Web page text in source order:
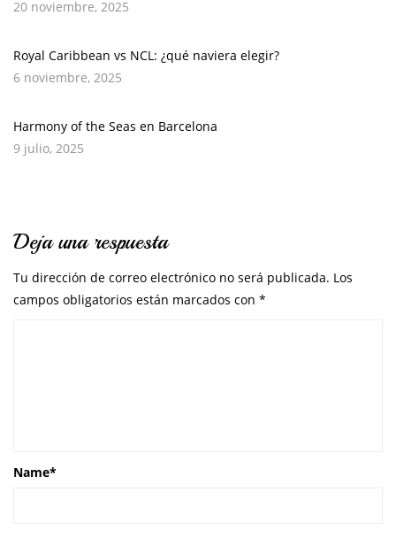
20 noviembre, 2025
Royal Caribbean vs NCL: ¿qué naviera elegir?
6 noviembre, 2025
Harmony of the Seas en Barcelona
9 julio, 2025
Deja una respuesta
Tu dirección de correo electrónico no será publicada. Los
campos obligatorios están marcados con *
Name*